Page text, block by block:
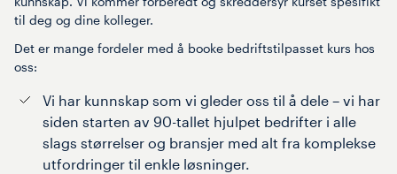
til deg og dine kolleger.
Det er mange fordeler med å booke bedriftstilpasset kurs hos
oss:
Vi har kunnskap som vi gleder oss til å dele – vi har
siden starten av 90-tallet hjulpet bedrifter i alle
slags størrelser og bransjer med alt fra komplekse
utfordringer til enkle løsninger.